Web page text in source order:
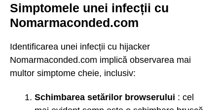
Simptomele unei infecții cu
Nomarmaconded.com
Identificarea unei infecții cu hijacker
Nomarmaconded.com implică observarea mai
multor simptome cheie, inclusiv:
Schimbarea setărilor browserului : cel